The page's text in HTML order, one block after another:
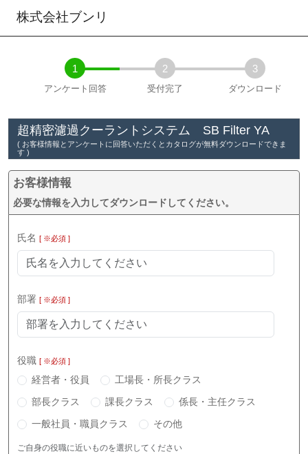
株式会社ブンリ
1
アンケート回答
2
受付完了
3
ダウンロード
超精密濾過クーラントシステム SB Filter YA
( お客様情報とアンケートに回答いただくとカタログが無料ダウンロードできま
す )
お客様情報
必要な情報を入力してダウンロードしてください。
氏名 [ ※必須 ]
部署 [ ※必須 ]
役職 [ ※必須 ]
経営者・役員
工場長・所長クラス
部長クラス
課長クラス
係長・主任クラス
一般社員・職員クラス
その他
ご自身の役職に近いものを選択してください